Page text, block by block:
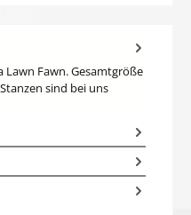
Fawn. Gesamtgröße
sind bei uns